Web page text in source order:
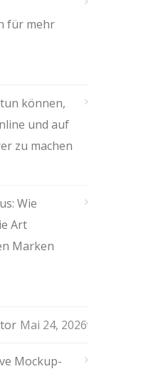
für mehr
können,
und auf
zu machen
Wie
Art
Marken
Mai 24, 2026
Mockup-